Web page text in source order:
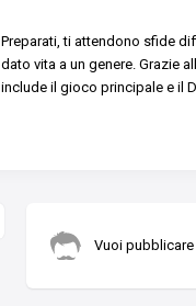
Preparati, ti attendono sfide
dato vita a un genere. Grazie
include il gioco principale e il
Vuoi